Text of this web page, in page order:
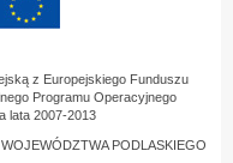
z Europejskiego Funduszu
Programu Operacyjnego
lata 2007-2013
PODLASKIEGO